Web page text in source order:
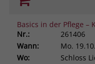
Basics in der Pflege –
Nr.:
261406
Wann:
Mo.
Wo:
Schloss